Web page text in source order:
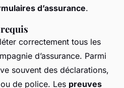
d’assurance.
correctement tous les
d’assurance. Parmi
souvent des déclarations,
de police. Les preuves